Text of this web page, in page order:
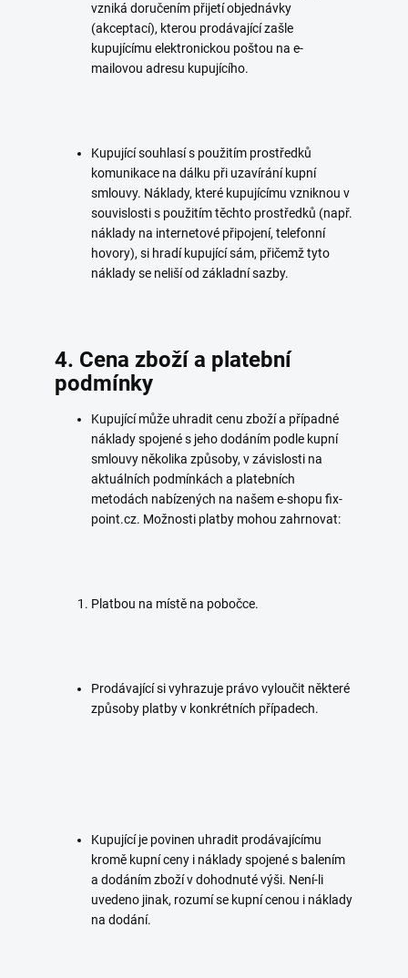
vzniká doručením přijetí objednávky
(akceptací), kterou prodávající zašle
kupujícímu elektronickou poštou na e-
mailovou adresu kupujícího.
Kupující souhlasí s použitím prostředků
komunikace na dálku při uzavírání kupní
smlouvy. Náklady, které kupujícímu vzniknou v
souvislosti s použitím těchto prostředků (např.
náklady na internetové připojení, telefonní
hovory), si hradí kupující sám, přičemž tyto
náklady se neliší od základní sazby.
4. Cena zboží a platební
podmínky
Kupující může uhradit cenu zboží a případné
náklady spojené s jeho dodáním podle kupní
smlouvy několika způsoby, v závislosti na
aktuálních podmínkách a platebních
metodách nabízených na našem e-shopu fix-
point.cz. Možnosti platby mohou zahrnovat:
Platbou na místě na pobočce.
Prodávající si vyhrazuje právo vyloučit některé
způsoby platby v konkrétních případech.
Kupující je povinen uhradit prodávajícímu
kromě kupní ceny i náklady spojené s balením
a dodáním zboží v dohodnuté výši. Není-li
uvedeno jinak, rozumí se kupní cenou i náklady
na dodání.